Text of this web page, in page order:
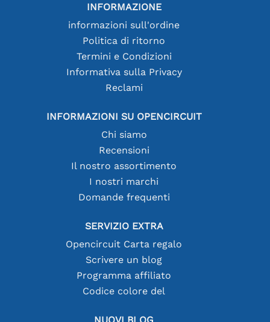
INFORMAZIONE
informazioni sull'ordine
Politica di ritorno
Termini e Condizioni
Informativa sulla Privacy
Reclami
INFORMAZIONI SU OPENCIRCUIT
Chi siamo
Recensioni
Il nostro assortimento
I nostri marchi
Domande frequenti
SERVIZIO EXTRA
Opencircuit Carta regalo
Scrivere un blog
Programma affiliato
Codice colore del
NUOVI BLOG